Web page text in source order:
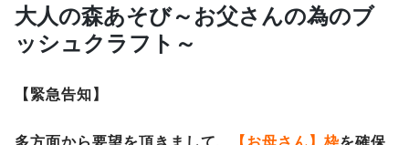
大人の森あそび～お父さんの為のブ
ッシュクラフト～
【緊急告知】